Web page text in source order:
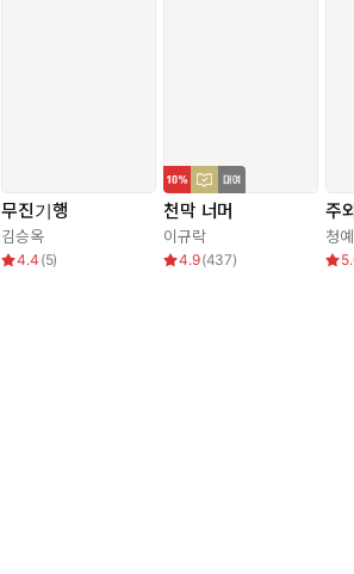
무진기행
김승옥
4.4 (5)
천막 너머
이규락
4.9(437)
주
청예